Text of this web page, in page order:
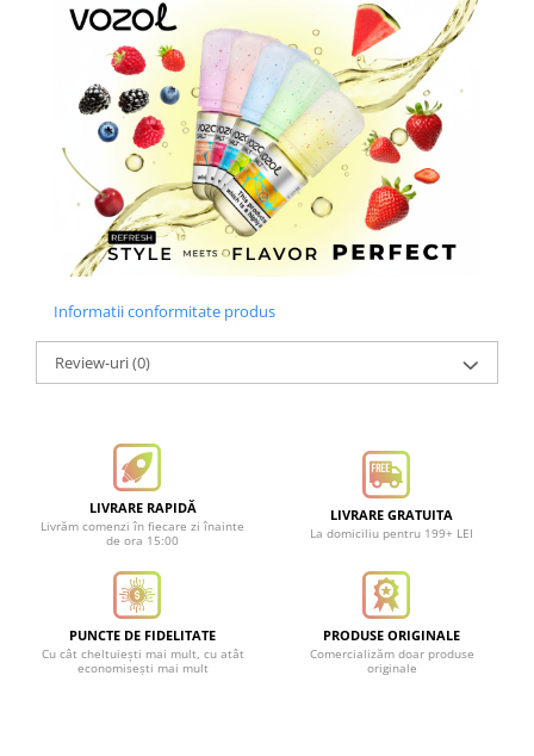
Informatii conformitate produs
Review-uri(0)
LIVRARE RAPIDĂ
Livrăm comenzi în fiecare zi înainte
de ora 15:00
LIVRARE GRATUITA
La domiciliu pentru 199+ LEI
PUNCTE DE FIDELITATE
Cu cât cheltuiești mai mult, cu atât
economisești mai mult
PRODUSE ORIGINALE
Comercializăm doar produse
originale